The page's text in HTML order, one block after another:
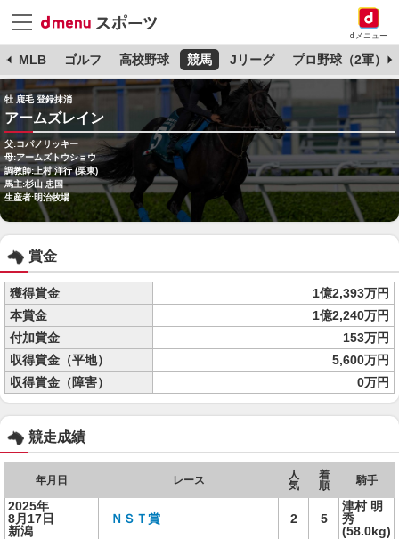
dメニュー
MLB ゴルフ 高校野球 競馬 Jリーグ プロ野球（2軍）
牡 鹿毛 登録抹消
アームズレイン
父:コパノリッキー
母:アームズトウショウ
調教師:上村 洋行 (栗東)
馬主:杉山 忠国
生産者:明治牧場
賞金
獲得賞金
1億2,393万円
本賞金
1億2,240万円
付加賞金
153万円
収得賞金（平地）
5,600万円
収得賞金（障害）
0万円
競走成績
年月日 レース
人
気
着
順
騎手
2025年
8月17日
新潟
ＮＳＴ賞 2 5
津村 明
秀
(58.0kg)